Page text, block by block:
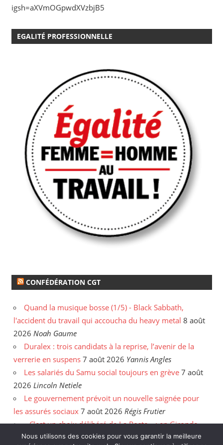
igsh=aXVmOGpwdXVzbjB5
EGALITÉ PROFESSIONNELLE
CONFÉDÉRATION CGT
Quand la musique bosse (1/5) - Black Sabbath,
l'accident du travail qui accoucha du heavy metal 8 août
2026 Noah Gaume
Duralex : trois candidats à la reprise, l’avenir de la
verrerie en suspens 7 août 2026 Yannis Angles
Les salariés du Samu social toujours en grève 7 août
2026 Lincoln Netiele
Le gouvernement prévoit un nouvelle saignée pour
les assurés sociaux 7 août 2026 Régis Frutier
« C’est un choix délibéré de La Poste » : en Gironde,
les postiers sommés de rattraper leurs heures 6 août
Nous utilisons des cookies pour vous garantir la meilleure